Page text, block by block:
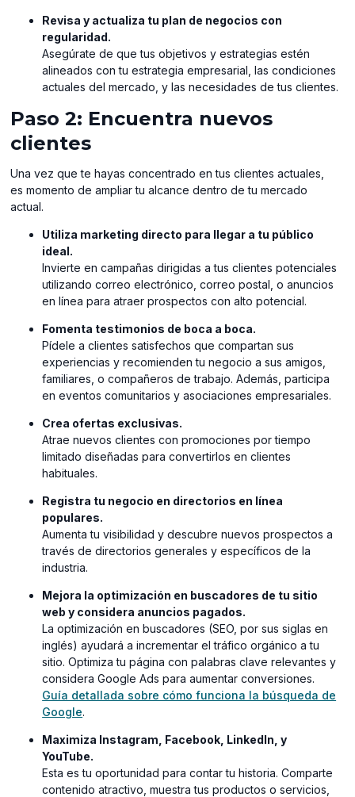
Revisa y actualiza tu plan de negocios con
regularidad.
Asegúrate de que tus objetivos y estrategias estén
alineados con tu estrategia empresarial, las condiciones
actuales del mercado, y las necesidades de tus clientes.
Paso 2: Encuentra nuevos
clientes
Una vez que te hayas concentrado en tus clientes actuales,
es momento de ampliar tu alcance dentro de tu mercado
actual.
Utiliza marketing directo para llegar a tu público
ideal.
Invierte en campañas dirigidas a tus clientes potenciales
utilizando correo electrónico, correo postal, o anuncios
en línea para atraer prospectos con alto potencial.
Fomenta testimonios de boca a boca.
Pídele a clientes satisfechos que compartan sus
experiencias y recomienden tu negocio a sus amigos,
familiares, o compañeros de trabajo. Además, participa
en eventos comunitarios y asociaciones empresariales.
Crea ofertas exclusivas.
Atrae nuevos clientes con promociones por tiempo
limitado diseñadas para convertirlos en clientes
habituales.
Registra tu negocio en directorios en línea
populares.
Aumenta tu visibilidad y descubre nuevos prospectos a
través de directorios generales y específicos de la
industria.
Mejora la optimización en buscadores de tu sitio
web y considera anuncios pagados.
La optimización en buscadores (SEO, por sus siglas en
inglés) ayudará a incrementar el tráfico orgánico a tu
sitio. Optimiza tu página con palabras clave relevantes y
considera Google Ads para aumentar conversiones.
Guía detallada sobre cómo funciona la búsqueda de
Google
a
new
window)
.
Maximiza Instagram, Facebook, LinkedIn, y
YouTube.
Esta es tu oportunidad para contar tu historia. Comparte
contenido atractivo, muestra tus productos o servicios,